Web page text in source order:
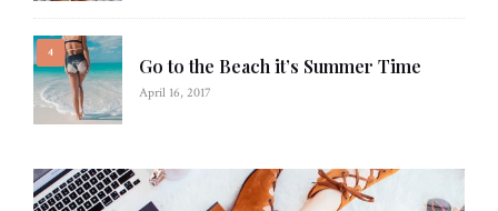
Go to the Beach it’s Summer Time
April 16, 2017